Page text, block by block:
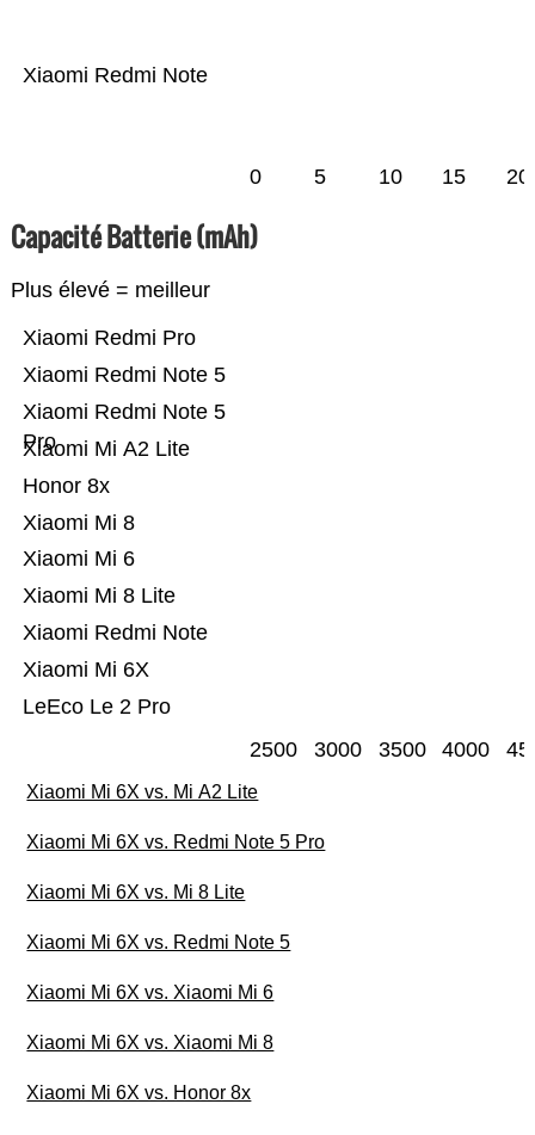
Xiaomi Redmi Note
0 5 10 15 20
Capacité Batterie (mAh)
Plus élevé = meilleur
LeEco Le 2 Pro
Xiaomi Mi 6X
Xiaomi Redmi Note
Xiaomi Mi 8 Lite
Xiaomi Mi 6
Xiaomi Mi 8
Honor 8x
Xiaomi Mi A2 Lite
Xiaomi Redmi Note 5
Pro
Xiaomi Redmi Note 5
Xiaomi Redmi Pro
2500 3000 3500 4000
Xiaomi Mi 6X vs. Mi A2 Lite
Xiaomi Mi 6X vs. Redmi Note 5 Pro
Xiaomi Mi 6X vs. Mi 8 Lite
Xiaomi Mi 6X vs. Redmi Note 5
Xiaomi Mi 6X vs. Xiaomi Mi 6
Xiaomi Mi 6X vs. Xiaomi Mi 8
Xiaomi Mi 6X vs. Honor 8x